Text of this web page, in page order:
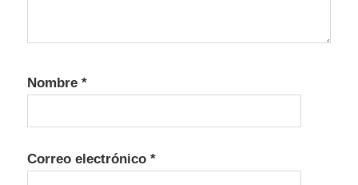
Nombre *
Correo electrónico *